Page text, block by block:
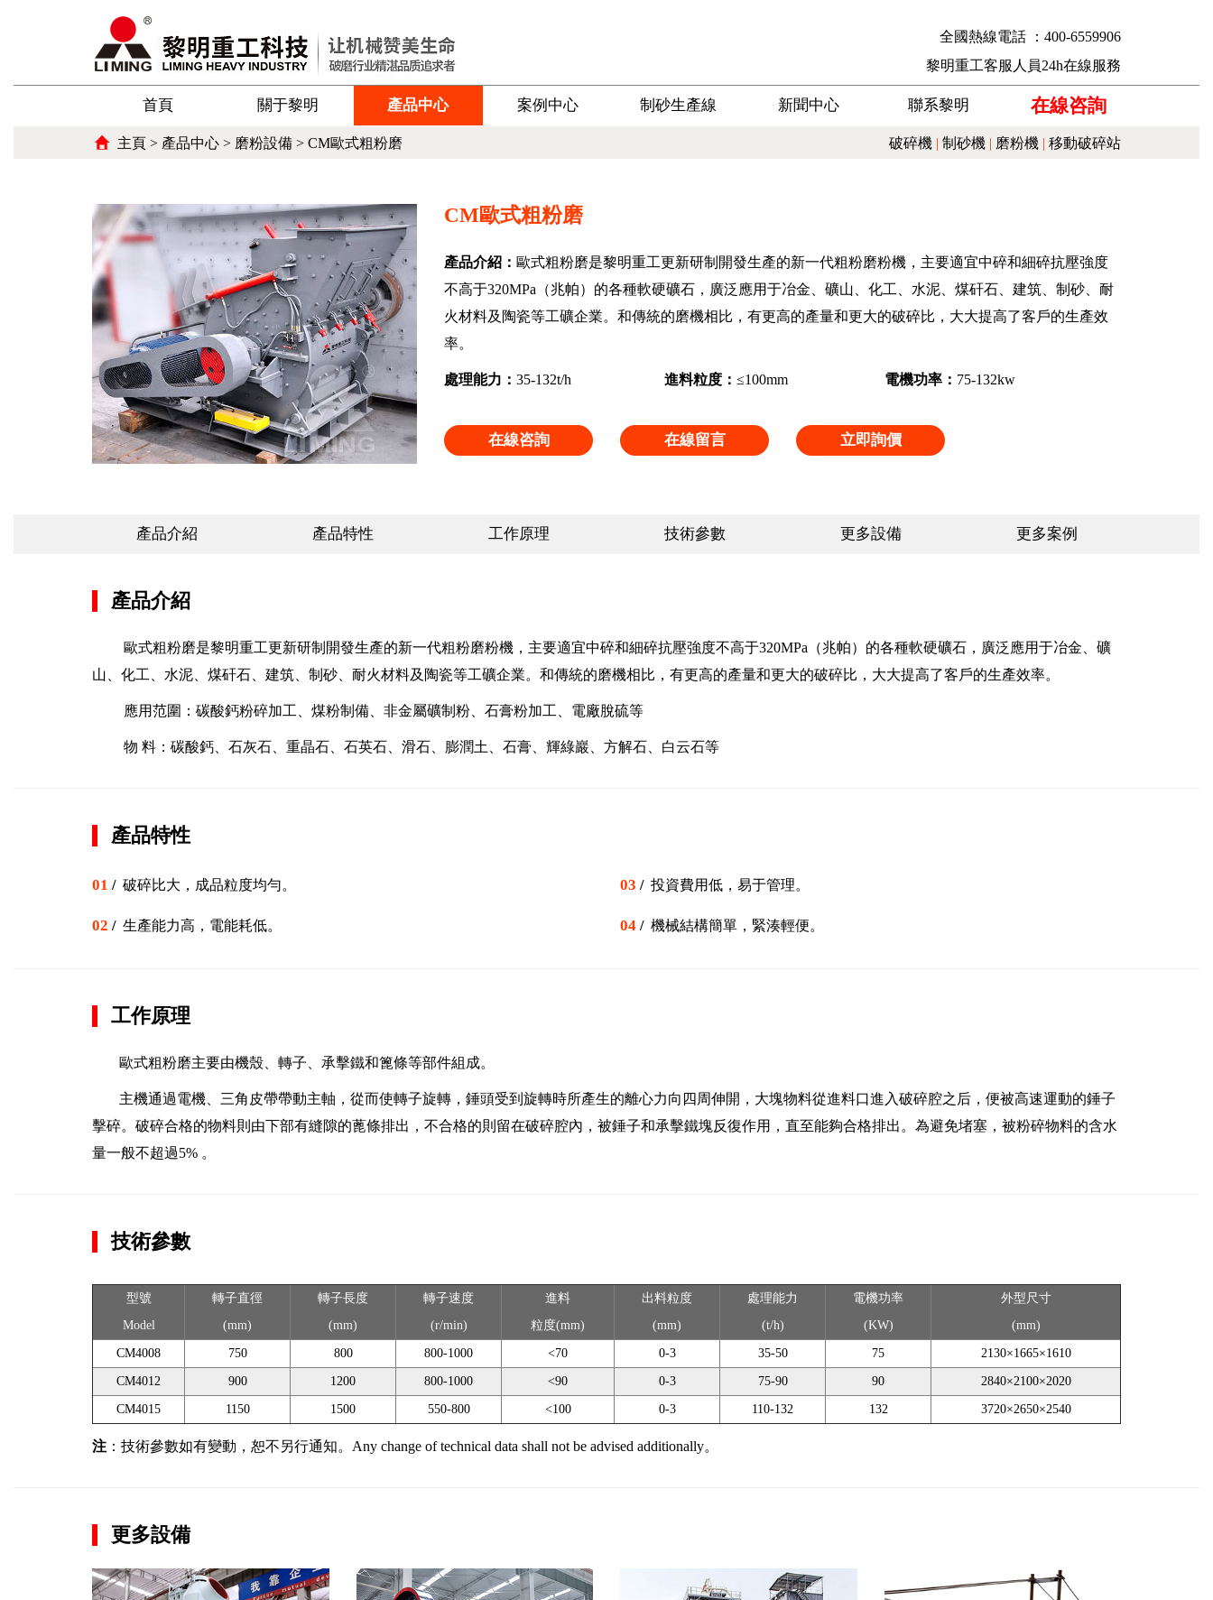
全國熱線電話 ：400-6559906
黎明重工客服人員24h在線服務
首頁 關于黎明 產品中心 案例中心 制砂生產線 新聞中心 聯系黎明 在線咨詢
主頁 > 產品中心 > 磨粉設備 > CM歐式粗粉磨 破碎機 | 制砂機 | 磨粉機 | 移動破碎站
CM歐式粗粉磨
產品介紹： 歐式粗粉磨是黎明重工更新研制開發生產的新一代粗粉磨粉機，主要適宜中碎和細碎抗壓強度
不高于320MPa（兆帕）的各種軟硬礦石，廣泛應用于冶金、礦山、化工、水泥、煤矸石、建筑、制砂、耐
火材料及陶瓷等工礦企業。和傳統的磨機相比，有更高的產量和更大的破碎比，大大提高了客戶的生產效
率。
處理能力： 35-132t/h 進料粒度： ≤100mm 電機功率： 75-132kw
在線咨詢 在線留言 立即詢價
產品介紹 產品特性 工作原理 技術參數 更多設備 更多案例
產品介紹
歐式粗粉磨是黎明重工更新研制開發生產的新一代粗粉磨粉機，主要適宜中碎和細碎抗壓強度不高于320MPa（兆帕）的各種軟硬礦石，廣泛應用于冶金、礦
山、化工、水泥、煤矸石、建筑、制砂、耐火材料及陶瓷等工礦企業。和傳統的磨機相比，有更高的產量和更大的破碎比，大大提高了客戶的生產效率。
應用范圍：碳酸鈣粉碎加工、煤粉制備、非金屬礦制粉、石膏粉加工、電廠脫硫等
物 料：碳酸鈣、石灰石、重晶石、石英石、滑石、膨潤土、石膏、輝綠巖、方解石、白云石等
產品特性
01 / 破碎比大，成品粒度均勻。
02 / 生產能力高，電能耗低。
03 / 投資費用低，易于管理。
04 / 機械結構簡單，緊湊輕便。
工作原理
歐式粗粉磨主要由機殼、轉子、承擊鐵和篦條等部件組成。
主機通過電機、三角皮帶帶動主軸，從而使轉子旋轉，錘頭受到旋轉時所產生的離心力向四周伸開，大塊物料從進料口進入破碎腔之后，便被高速運動的錘子
擊碎。破碎合格的物料則由下部有縫隙的蓖條排出，不合格的則留在破碎腔內，被錘子和承擊鐵塊反復作用，直至能夠合格排出。為避免堵塞，被粉碎物料的含水
量一般不超過5% 。
技術參數
型號
Model
轉子直徑
(mm)
轉子長度
(mm)
轉子速度
(r/min)
進料
粒度(mm)
出料粒度
(mm)
處理能力
(t/h)
電機功率
(KW)
外型尺寸
(mm)
CM4008 750 800 800-1000 <70 0-3 35-50 75 2130×1665×1610
CM4012 900 1200 800-1000 <90 0-3 75-90 90 2840×2100×2020
CM4015 1150 1500 550-800 <100 0-3 110-132 132 3720×2650×2540
注 ：技術參數如有變動，恕不另行通知。Any change of technical data shall not be advised additionally。
更多設備